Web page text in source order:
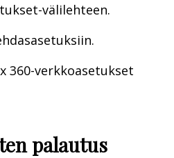
välilehteen.
360-verkkoasetukset
palautus